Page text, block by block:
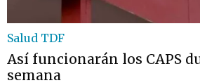
Salud TDF
Así funcionarán los CAPS
semana